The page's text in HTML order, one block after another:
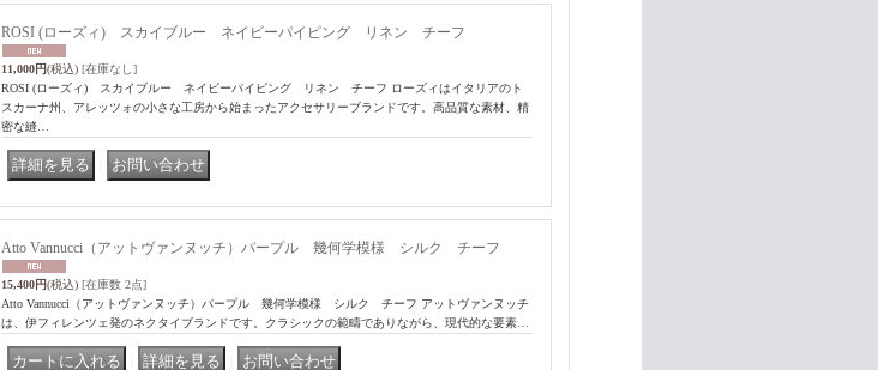
ROSI (ローズィ) スカイブルー ネイビーパイピング リネン チーフ
11,000円(税込) [在庫なし]
ROSI (ローズィ) スカイブルー ネイビーパイピング リネン チーフ ローズィはイタリアのト
スカーナ州、アレッツォの小さな工房から始まったアクセサリーブランドです。高品質な素材、精
密な縫…
Atto Vannucci（アットヴァンヌッチ）パープル 幾何学模様 シルク チーフ
15,400円(税込) [在庫数 2点]
Atto Vannucci（アットヴァンヌッチ）パープル 幾何学模様 シルク チーフ アットヴァンヌッチ
は、伊フィレンツェ発のネクタイブランドです。クラシックの範疇でありながら、現代的な要素…